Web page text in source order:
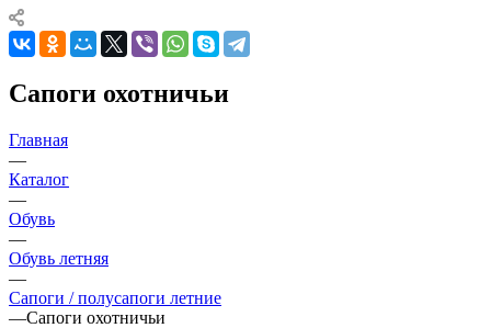
Сапоги охотничьи
Главная
—
Каталог
—
Обувь
—
Обувь летняя
—
Сапоги / полусапоги летние
—Сапоги охотничьи